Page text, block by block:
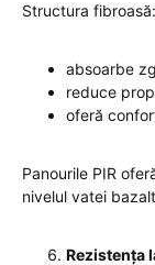
Structura fibroasă:
absoarbe
reduce
oferă
Panourile PIR
nivelul vatei
Rezistența